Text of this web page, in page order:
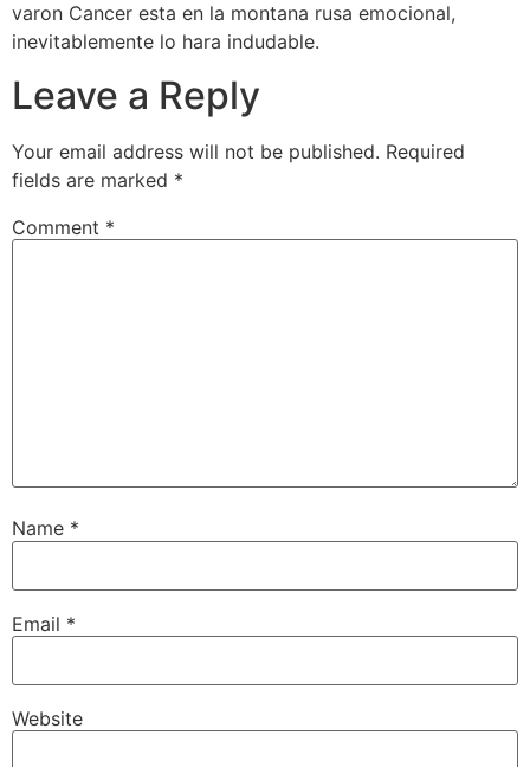
varon Cancer esta en la montana rusa emocional,
inevitablemente lo hara indudable.
Leave a Reply
Your email address will not be published. Required
fields are marked *
Comment *
Name *
Email *
Website